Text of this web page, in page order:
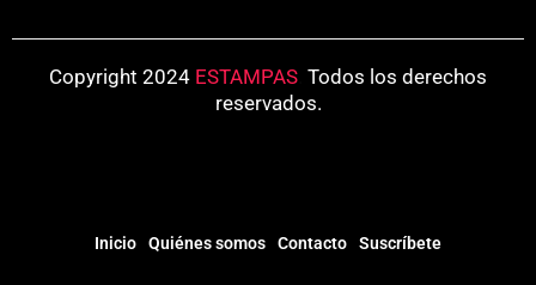
Copyright 2024 ESTAMPAS Todos los derechos
reservados.
Inicio Quiénes somos Contacto Suscríbete